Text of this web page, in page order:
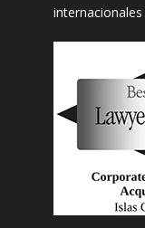
internacionales